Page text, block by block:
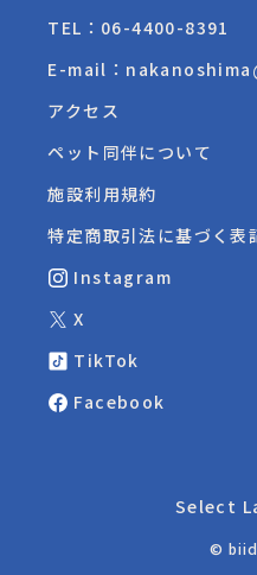
TEL： 06-4400-8391
E-mail：
アクセス
ペット同伴について
施設利用規約
特定商取引法に基づく表
Instagram
X
TikTok
Facebook
Select
© biid